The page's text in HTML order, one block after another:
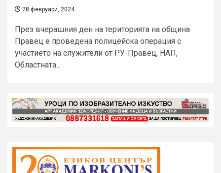
28 февруари, 2024
През вчерашния ден на територията на община
Правец е проведена полицейска операция с
участието на служители от РУ-Правец, НАП,
Областната...